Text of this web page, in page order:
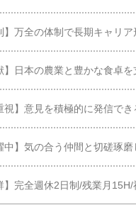
】万全の体制で長期キャリ
】日本の農業と豊かな食卓
視】意見を積極的に発信で
中】気の合う仲間と切磋琢
】完全週休2日制/残業月